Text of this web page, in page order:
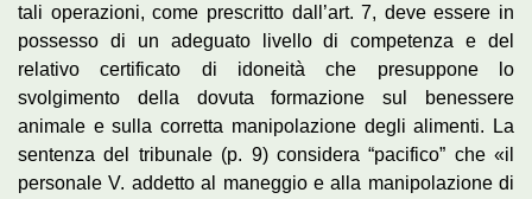
tali operazioni, come prescritto dall’art. 7, deve essere in
possesso di un adeguato livello di competenza e del
relativo certificato di idoneità che presuppone lo
svolgimento della dovuta formazione sul benessere
animale e sulla corretta manipolazione degli alimenti. La
sentenza del tribunale (p. 9) considera “pacifico” che «il
personale V. addetto al maneggio e alla manipolazione di